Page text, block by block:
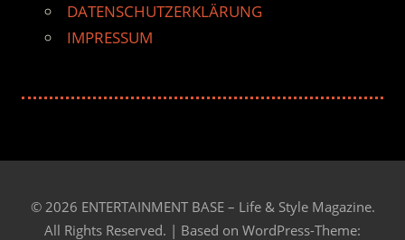
DATENSCHUTZERKLÄRUNG
IMPRESSUM
© 2026 ENTERTAINMENT BASE – Life & Style Magazine.
All Rights Reserved. | Based on WordPress-Theme: